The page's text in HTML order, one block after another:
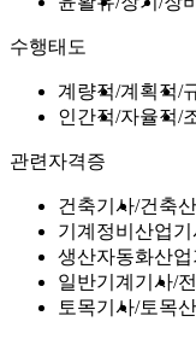
수행태도
계량적 계획적
인간적 자율적
관련자격증
건축기사 건축
기계정비산업기
생산자동화산
일반기계기사
토목기사 토목